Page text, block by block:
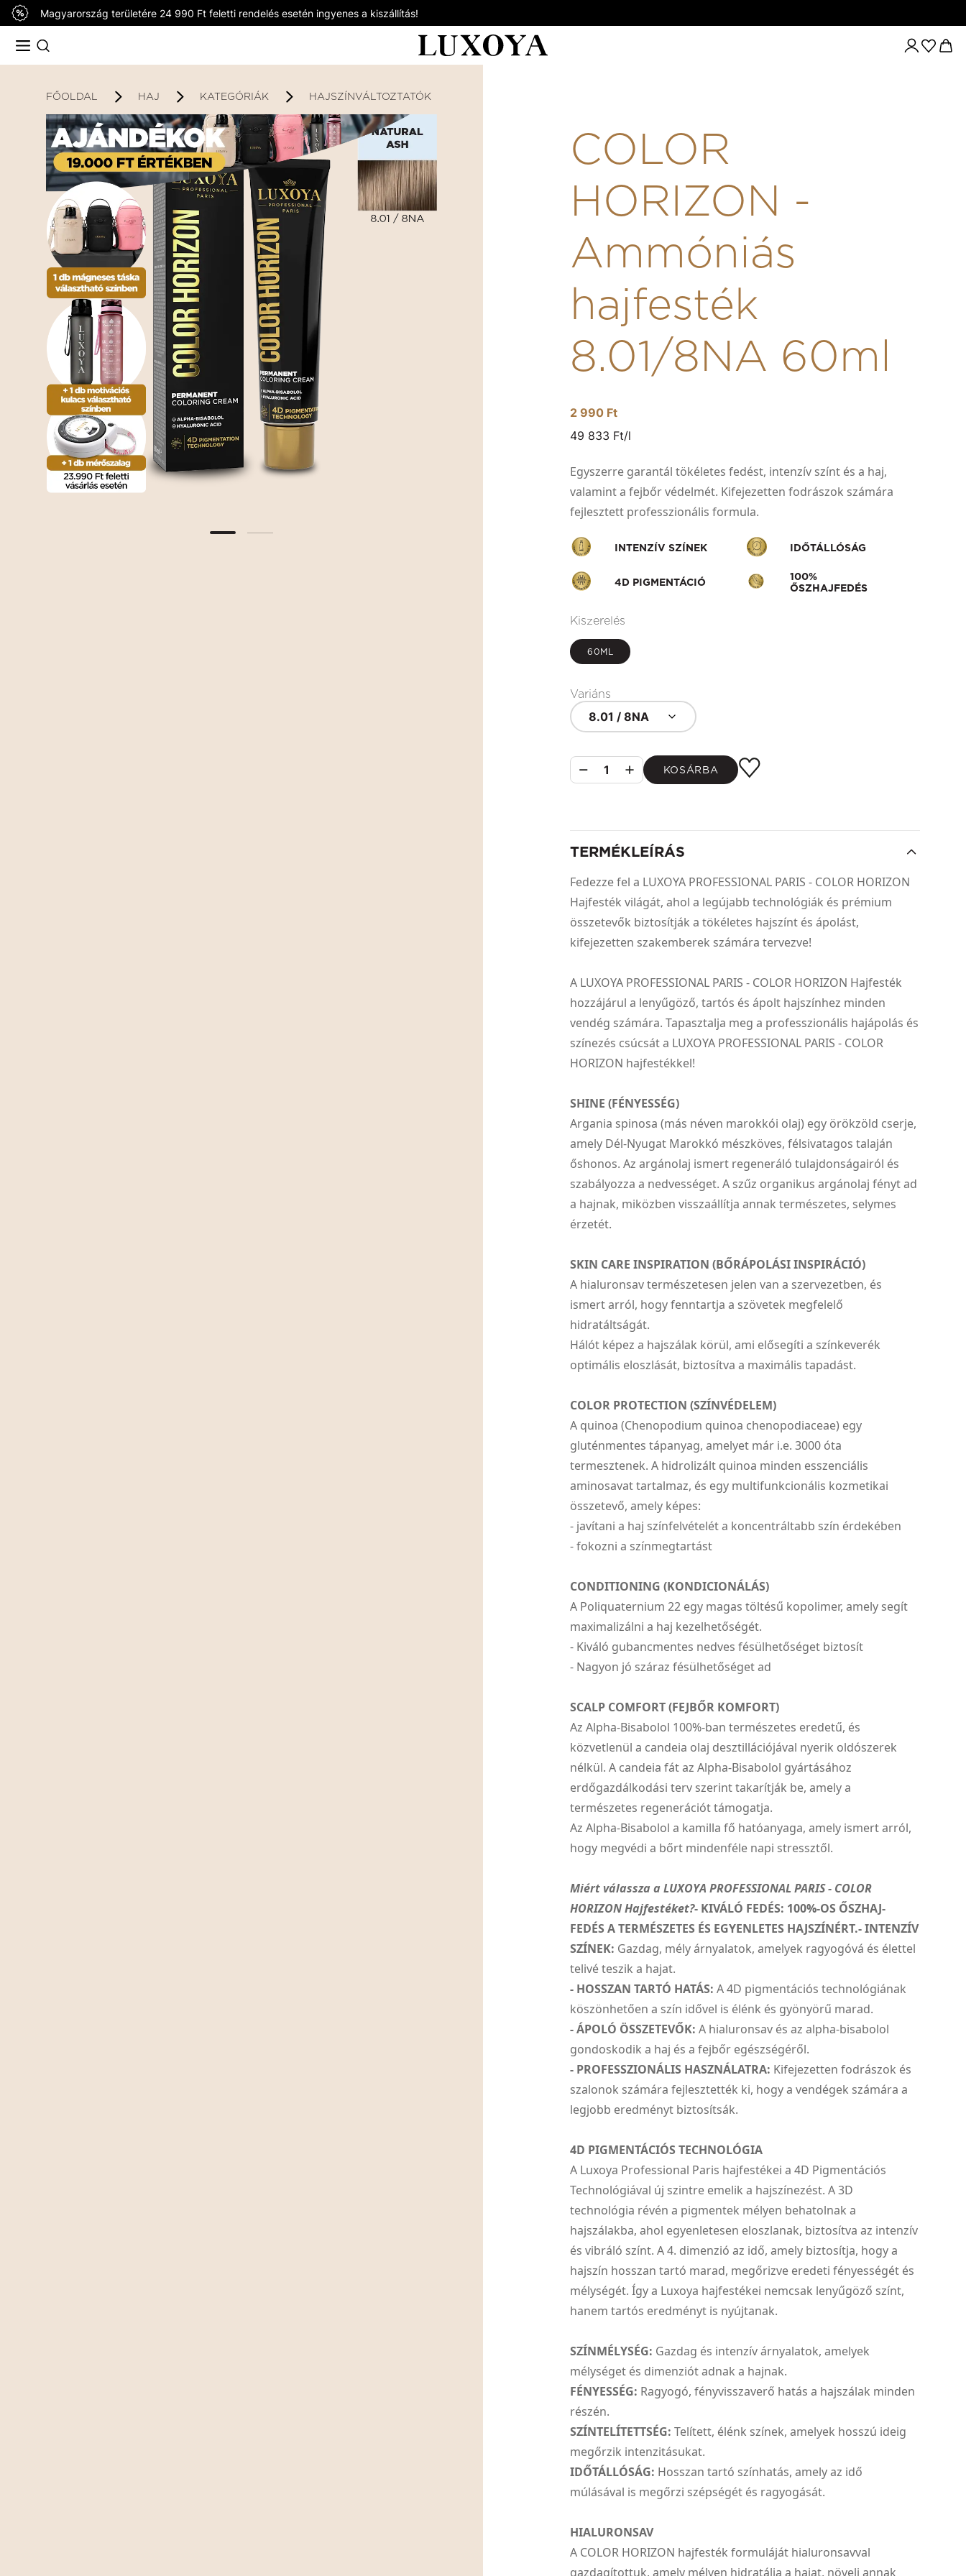
Magyarország területére 24 990 Ft feletti rendelés esetén ingyenes a kiszállítás!
FŐOLDAL HAJ KATEGÓRIÁK HAJSZÍNVÁLTOZTATÓK
COLOR
HORIZON -
Ammóniás
hajfesték
8.01/8NA 60ml
2 990 Ft
49 833 Ft/l
Egyszerre garantál tökéletes fedést, intenzív színt és a haj,
valamint a fejbőr védelmét. Kifejezetten fodrászok számára
fejlesztett professzionális formula.
INTENZÍV SZÍNEK IDŐTÁLLÓSÁG
4D PIGMENTÁCIÓ
100%
ŐSZHAJFEDÉS
Kiszerelés
60ML
Variáns
8.01 / 8NA
1 KOSÁRBA
TERMÉKLEÍRÁS
Fedezze fel a LUXOYA PROFESSIONAL PARIS - COLOR HORIZON
Hajfesték világát, ahol a legújabb technológiák és prémium
összetevők biztosítják a tökéletes hajszínt és ápolást,
kifejezetten szakemberek számára tervezve!
A LUXOYA PROFESSIONAL PARIS - COLOR HORIZON Hajfesték
hozzájárul a lenyűgöző, tartós és ápolt hajszínhez minden
vendég számára. Tapasztalja meg a professzionális hajápolás és
színezés csúcsát a LUXOYA PROFESSIONAL PARIS - COLOR
HORIZON hajfestékkel!
SHINE (FÉNYESSÉG)
Argania spinosa (más néven marokkói olaj) egy örökzöld cserje,
amely Dél-Nyugat Marokkó mészköves, félsivatagos talaján
őshonos. Az argánolaj ismert regeneráló tulajdonságairól és
szabályozza a nedvességet. A szűz organikus argánolaj fényt ad
a hajnak, miközben visszaállítja annak természetes, selymes
érzetét.
SKIN CARE INSPIRATION (BŐRÁPOLÁSI INSPIRÁCIÓ)
A hialuronsav természetesen jelen van a szervezetben, és
ismert arról, hogy fenntartja a szövetek megfelelő
hidratáltságát.
Hálót képez a hajszálak körül, ami elősegíti a színkeverék
optimális eloszlását, biztosítva a maximális tapadást.
COLOR PROTECTION (SZÍNVÉDELEM)
A quinoa (Chenopodium quinoa chenopodiaceae) egy
gluténmentes tápanyag, amelyet már i.e. 3000 óta
termesztenek. A hidrolizált quinoa minden esszenciális
aminosavat tartalmaz, és egy multifunkcionális kozmetikai
összetevő, amely képes:
- javítani a haj színfelvételét a koncentráltabb szín érdekében
- fokozni a színmegtartást
CONDITIONING (KONDICIONÁLÁS)
A Poliquaternium 22 egy magas töltésű kopolimer, amely segít
maximalizálni a haj kezelhetőségét.
- Kiváló gubancmentes nedves fésülhetőséget biztosít
- Nagyon jó száraz fésülhetőséget ad
SCALP COMFORT (FEJBŐR KOMFORT)
Az Alpha-Bisabolol 100%-ban természetes eredetű, és
közvetlenül a candeia olaj desztillációjával nyerik oldószerek
nélkül. A candeia fát az Alpha-Bisabolol gyártásához
erdőgazdálkodási terv szerint takarítják be, amely a
természetes regenerációt támogatja.
Az Alpha-Bisabolol a kamilla fő hatóanyaga, amely ismert arról,
hogy megvédi a bőrt mindenféle napi stressztől.
Miért válassza a LUXOYA PROFESSIONAL PARIS - COLOR
HORIZON Hajfestéket?- KIVÁLÓ FEDÉS: 100%-OS ŐSZHAJ-
FEDÉS A TERMÉSZETES ÉS EGYENLETES HAJSZÍNÉRT.- INTENZÍV
SZÍNEK: Gazdag, mély árnyalatok, amelyek ragyogóvá és élettel
telivé teszik a hajat.
- HOSSZAN TARTÓ HATÁS: A 4D pigmentációs technológiának
köszönhetően a szín idővel is élénk és gyönyörű marad.
- ÁPOLÓ ÖSSZETEVŐK: A hialuronsav és az alpha-bisabolol
gondoskodik a haj és a fejbőr egészségéről.
- PROFESSZIONÁLIS HASZNÁLATRA: Kifejezetten fodrászok és
szalonok számára fejlesztették ki, hogy a vendégek számára a
legjobb eredményt biztosítsák.
4D PIGMENTÁCIÓS TECHNOLÓGIA
A Luxoya Professional Paris hajfestékei a 4D Pigmentációs
Technológiával új szintre emelik a hajszínezést. A 3D
technológia révén a pigmentek mélyen behatolnak a
hajszálakba, ahol egyenletesen eloszlanak, biztosítva az intenzív
és vibráló színt. A 4. dimenzió az idő, amely biztosítja, hogy a
hajszín hosszan tartó marad, megőrizve eredeti fényességét és
mélységét. Így a Luxoya hajfestékei nemcsak lenyűgöző színt,
hanem tartós eredményt is nyújtanak.
SZÍNMÉLYSÉG: Gazdag és intenzív árnyalatok, amelyek
mélységet és dimenziót adnak a hajnak.
FÉNYESSÉG: Ragyogó, fényvisszaverő hatás a hajszálak minden
részén.
SZÍNTELÍTETTSÉG: Telített, élénk színek, amelyek hosszú ideig
megőrzik intenzitásukat.
IDŐTÁLLÓSÁG: Hosszan tartó színhatás, amely az idő
múlásával is megőrzi szépségét és ragyogását.
HIALURONSAV
A COLOR HORIZON hajfesték formuláját hialuronsavval
gazdagítottuk, amely mélyen hidratálja a hajat, növeli annak